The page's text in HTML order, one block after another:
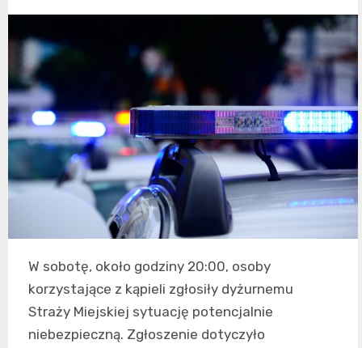
W sobotę, około godziny 20:00, osoby
korzystające z kąpieli zgłosiły dyżurnemu
Straży Miejskiej sytuację potencjalnie
niebezpieczną. Zgłoszenie dotyczyło